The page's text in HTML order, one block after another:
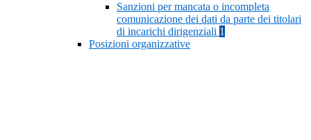
Sanzioni per mancata o incompleta
comunicazione dei dati da parte dei titolari
di incarichi dirigenziali 1
Posizioni organizzative